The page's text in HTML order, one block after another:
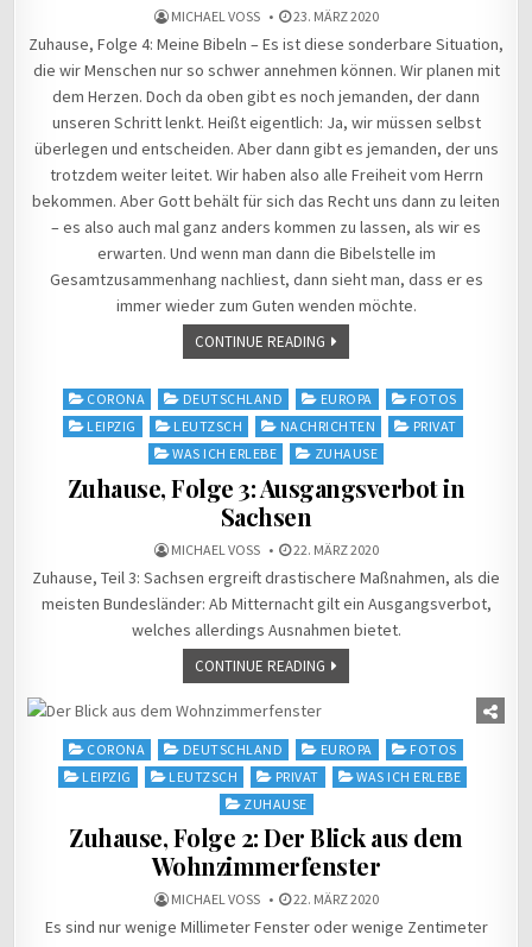
MICHAEL VOSS 23. MÄRZ 2020
Zuhause, Folge 4: Meine Bibeln – Es ist diese sonderbare Situation,
die wir Menschen nur so schwer annehmen können. Wir planen mit
dem Herzen. Doch da oben gibt es noch jemanden, der dann
unseren Schritt lenkt. Heißt eigentlich: Ja, wir müssen selbst
überlegen und entscheiden. Aber dann gibt es jemanden, der uns
trotzdem weiter leitet. Wir haben also alle Freiheit vom Herrn
bekommen. Aber Gott behält für sich das Recht uns dann zu leiten
– es also auch mal ganz anders kommen zu lassen, als wir es
erwarten. Und wenn man dann die Bibelstelle im
Gesamtzusammenhang nachliest, dann sieht man, dass er es
immer wieder zum Guten wenden möchte.
CONTINUE READING
Posted
in
CORONA DEUTSCHLAND EUROPA
FOTOS
LEIPZIG
LEUTZSCH NACHRICHTEN
PRIVAT
WAS ICH ERLEBE
ZUHAUSE
Zuhause, Folge 3: Ausgangsverbot in
Sachsen
MICHAEL VOSS 22. MÄRZ 2020
Zuhause, Teil 3: Sachsen ergreift drastischere Maßnahmen, als die
meisten Bundesländer: Ab Mitternacht gilt ein Ausgangsverbot,
welches allerdings Ausnahmen bietet.
CONTINUE READING
Posted
in
CORONA DEUTSCHLAND EUROPA
FOTOS
LEIPZIG
LEUTZSCH PRIVAT
WAS ICH ERLEBE
ZUHAUSE
Zuhause, Folge 2: Der Blick aus dem
Wohnzimmerfenster
MICHAEL VOSS 22. MÄRZ 2020
Es sind nur wenige Millimeter Fenster oder wenige Zentimeter